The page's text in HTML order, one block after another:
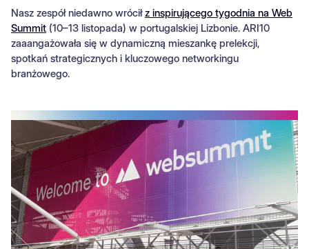
Nasz zespół niedawno wróciłz inspirującego tygodnia na Web
Summit (10–13 listopada) w portugalskiej Lizbonie. ARI10
zaaangażowała się w dynamiczną mieszankę prelekcji,
spotkań strategicznych i kluczowego networkingu
branżowego.